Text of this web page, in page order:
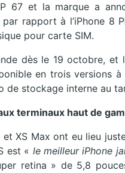
et la marque a
rapport à l’iPhone 8
pour carte SIM.
dès le 19 octobre, et
en trois versions
de stockage interne au
terminaux haut de
XS Max ont eu lieu
est « le meilleur iPhone
retina » de 5,8